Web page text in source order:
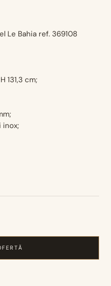
Le Bahia ref. 369108
131,3 cm;
inox;